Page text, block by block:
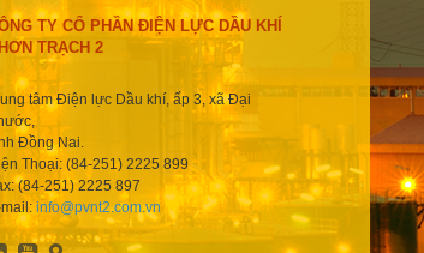
TY CỔ PHẦN ĐIỆN LỰC DẦU KHÍ
TRẠCH 2
tâm Điện lực Dầu khí, ấp 3, xã Đại
Đồng Nai.
Thoại: (84-251) 2225 899
(84-251) 2225 897
info@pvnt2.com.vn